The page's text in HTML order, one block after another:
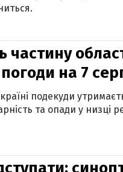
на 7
подекуди
та опади у низці